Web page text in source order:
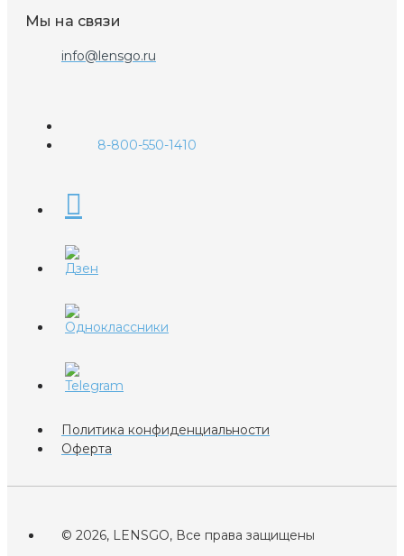
Мы на связи
info@lensgo.ru
8-800-550-1410
Политика конфиденциальности
Оферта
© 2026, LENSGO, Все права защищены